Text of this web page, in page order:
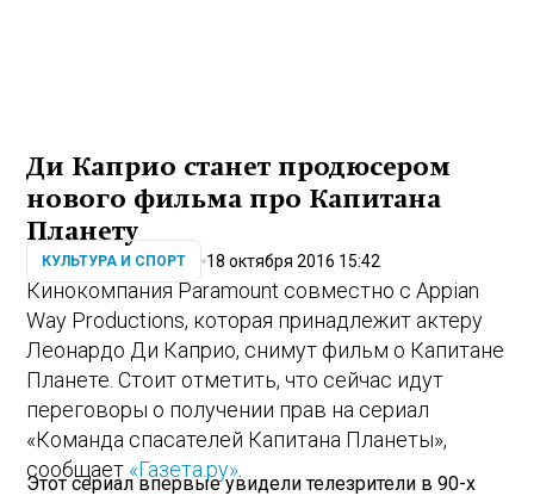
Ди Каприо станет продюсером
нового фильма про Капитана
Планету
КУЛЬТУРА И СПОРТ 18 октября 2016 15:42
Кинокомпания Paramount совместно с Appian
Way Productions, которая принадлежит актеру
Леонардо Ди Каприо, снимут фильм о Капитане
Планете. Стоит отметить, что сейчас идут
переговоры о получении прав на сериал
«Команда спасателей Капитана Планеты»,
сообщает «Газета.ру»
Этот сериал впервые увидели телезрители в 90-х